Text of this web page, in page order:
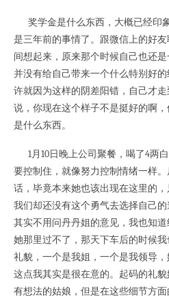
奖学金是什么东西，大概已经印
是三年前的事情了。跟微信上的好
间想起来，原来那个时候自己也还
并没有给自己带来一个什么特别好
许就因为这样的阴差阳错，自己才
说，你现在这个样子不是挺好的啊
是什么东西。
1月10日晚上公司聚餐，喝了4两
要控制住，就像努力控制情绪一样
话，毕竟本来她也该出现在这里的
我们却还没有这个勇气去选择自己
其实不用问丹丹姐的意见，我也知
她那里过不了，那天下车后的时候
礼貌，一个是我姐，一个是我领导
这点我其实是很在意的。起码的礼
有想法的姑娘，但是在这些细节方